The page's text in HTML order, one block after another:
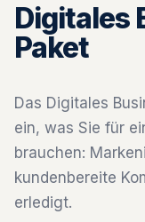
Digitales
Paket
Das Digitales
ein, was Sie für
brauchen:
kundenbereite
erledigt.